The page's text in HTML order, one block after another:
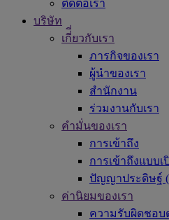
ติดต่อเรา
บริษัท
เกี่ี่ยวกับเรา
ภารกิจของเรา
ผู้นำของเรา
สำนักงาน
ร่วมงานกับเรา
คำมั่นของเรา
การเข้าถึง
การเข้าถึงแบบเ
ปัญญาประดิษฐ์
ค่านิยมของเรา
ความรับผิดชอบ